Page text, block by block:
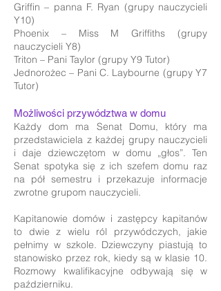
Griffin – panna F. Ryan (grupy nauczycieli
Y10)
Phoenix – Miss M Griffiths (grupy
nauczycieli Y8)
Triton – Pani Taylor (grupy Y9 Tutor)
Jednorożec – Pani C. Laybourne (grupy Y7
Tutor)
Możliwości przywództwa w domu
Każdy dom ma Senat Domu, który ma
przedstawiciela z każdej grupy nauczycieli
i daje dziewczętom w domu „głos”. Ten
Senat spotyka się z ich szefem domu raz
na pół semestru i przekazuje informacje
zwrotne grupom nauczycieli.
Kapitanowie domów i zastępcy kapitanów
to dwie z wielu ról przywódczych, jakie
pełnimy w szkole. Dziewczyny piastują to
stanowisko przez rok, kiedy są w klasie 10.
Rozmowy kwalifikacyjne odbywają się w
październiku.